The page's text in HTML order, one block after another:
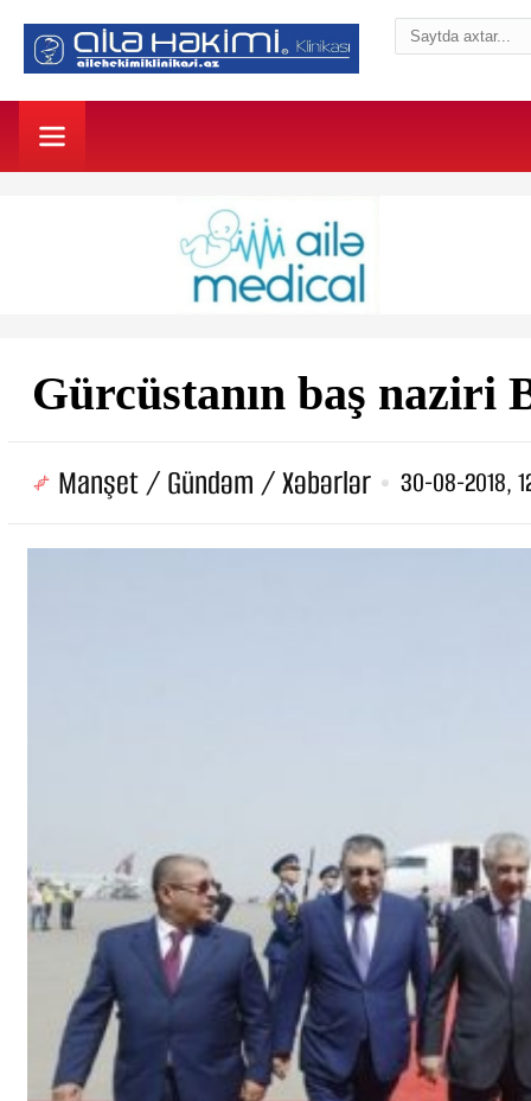
Gürcüstanın baş naziri
Manşet / Gündəm / Xəbərlər 30-08-2018,